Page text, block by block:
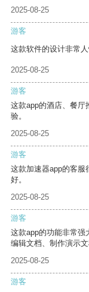
2025-08-25
游客
这款软件的设计非常
2025-08-25
游客
这款app的酒店、餐厅
验。
2025-08-25
游客
这款加速器app的客服
好。
2025-08-25
游客
这款app的功能非常强
编辑文档、制作演示
2025-08-25
游客